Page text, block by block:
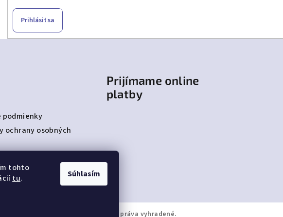
tohto
tu. Súhlasím
Prihlásiť sa
podmienky
ochrany osobných
Prijímame online
platby
. Všetky práva vyhradené.